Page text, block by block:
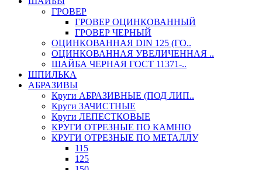
ГРОВЕР
ГРОВЕР ОЦИНКОВАННЫЙ
ГРОВЕР ЧЕРНЫЙ
ОЦИНКОВАННАЯ DIN 125 (ГО..
ОЦИНКОВАННАЯ УВЕЛИЧЕННАЯ ..
ШАЙБА ЧЕРНАЯ ГОСТ 11371-..
ШПИЛЬКА
АБРАЗИВЫ
Круги АБРАЗИВНЫЕ (ПОД ЛИП..
Круги ЗАЧИСТНЫЕ
Круги ЛЕПЕСТКОВЫЕ
КРУГИ ОТРЕЗНЫЕ ПО КАМНЮ
КРУГИ ОТРЕЗНЫЕ ПО МЕТАЛЛУ
115
125